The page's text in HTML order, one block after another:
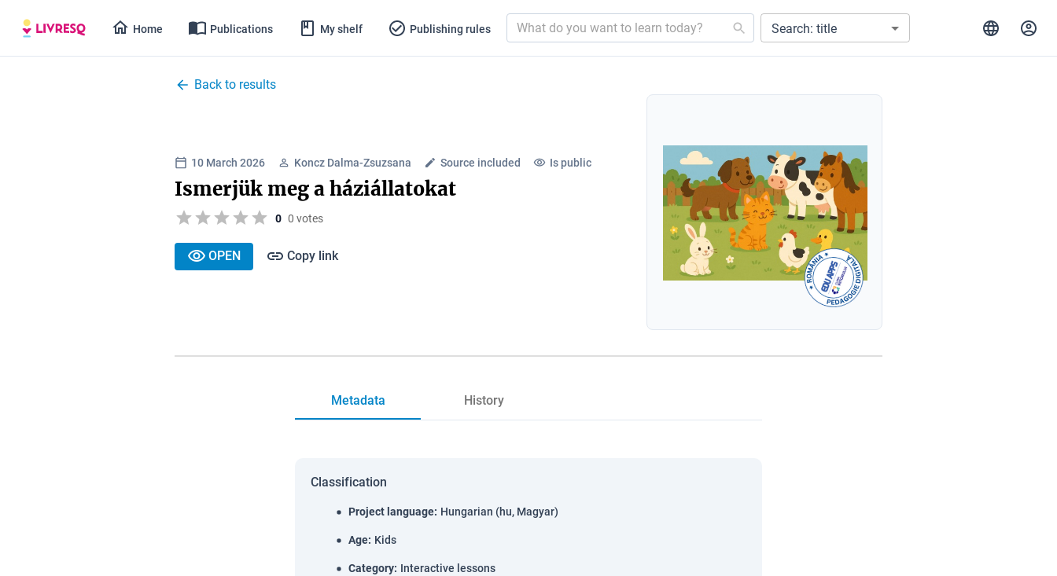
Home Publications My shelf Publishing rules Search: title
Back to results
10 March 2026 Koncz Dalma-Zsuzsana Source included Is public
Ismerjük meg a háziállatokat
0 0 votes
OPEN Copy link
Metadata History
Classification
Project language: Hungarian (hu, Magyar)
Age: Kids
Category: Interactive lessons